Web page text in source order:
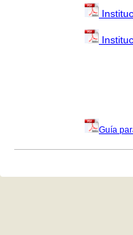
Guía